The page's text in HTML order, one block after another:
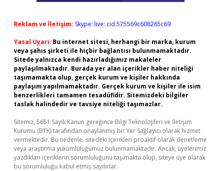
Reklam ve İletişim: Skype: live:.cid.575569c608265c69
Yasal Uyarı: Bu internet sitesi, herhangi bir marka, kurum
veya şahıs şirketi ile hiçbir bağlantısı bulunmamaktadır.
Sitede yalnızca kendi hazırladığımız makaleler
paylaşılmaktadır. Burada yer alan içerikler haber niteliği
taşımamakta olup, gerçek kurum ve kişiler hakkında
paylaşım yapılmamaktadır. Gerçek kurum ve kişiler ile isim
benzerlikleri tamamen tesadüfidir. Sitemizdeki bilgiler
taslak halindedir ve tavsiye niteliği taşımazlar.
Sitemiz, 5651 Sayılı Kanun gereğince Bilgi Teknolojileri ve İletişim
Kurumu (BTK) tarafından onaylanmış bir Yer Sağlayıcı olarak hizmet
vermektedir. Bu nedenle, sitedeki içerikleri proaktif olarak denetleme
veya araştırma yükümlülüğümüz bulunmamaktadır. Ancak, üyelerimiz
yazdıkları içeriklerin sorumluluğunu taşımakta olup, siteye üye olarak
bu sorumluluğu kabul etmiş sayılırlar.